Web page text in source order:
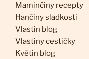
Maminčiny recepty
Hančiny sladkosti
Vlastin blog
Vlastiny cestičky
Květin blog